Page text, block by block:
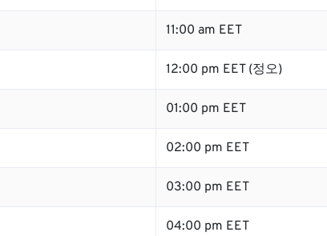
11:00 am EET
12:00 pm EET (정오)
01:00 pm EET
02:00 pm EET
03:00 pm EET
04:00 pm EET